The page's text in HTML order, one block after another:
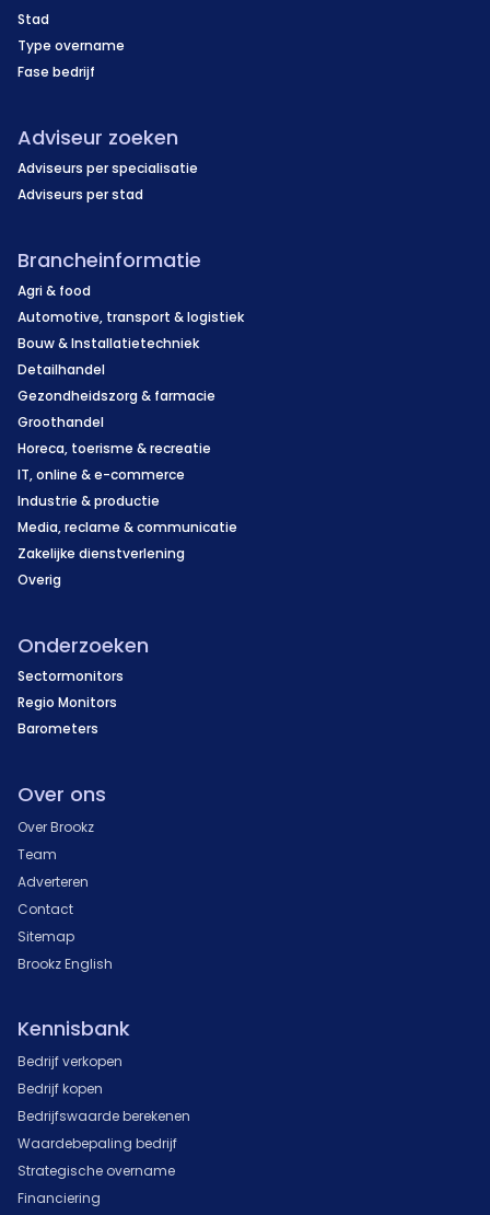
Stad
Type overname
Fase bedrijf
Adviseur zoeken
Adviseurs per specialisatie
Adviseurs per stad
Brancheinformatie
Agri & food
Automotive, transport & logistiek
Bouw & Installatietechniek
Detailhandel
Gezondheidszorg & farmacie
Groothandel
Horeca, toerisme & recreatie
IT, online & e-commerce
Industrie & productie
Media, reclame & communicatie
Zakelijke dienstverlening
Overig
Onderzoeken
Sectormonitors
Regio Monitors
Barometers
Over ons
Over Brookz
Team
Adverteren
Contact
Sitemap
Brookz English
Kennisbank
Bedrijf verkopen
Bedrijf kopen
Bedrijfswaarde berekenen
Waardebepaling bedrijf
Strategische overname
Financiering